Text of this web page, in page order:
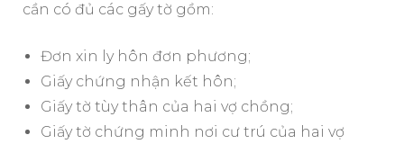
cần có đủ các gấy tờ gồm:
Đơn xin ly hôn đơn phương;
Giấy chứng nhận kết hôn;
Giấy tờ tùy thân của hai vợ chồng;
Giấy tờ chứng minh nơi cư trú của hai vợ